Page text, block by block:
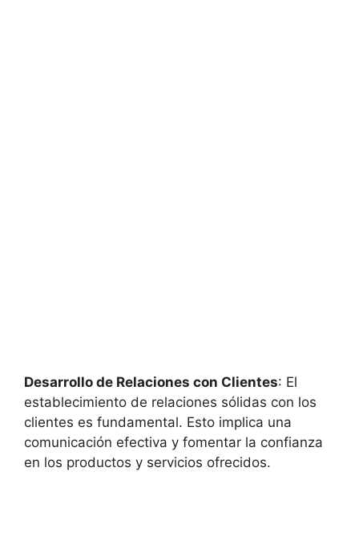
Desarrollo de Relaciones con Clientes: El
establecimiento de relaciones sólidas con los
clientes es fundamental. Esto implica una
comunicación efectiva y fomentar la confianza
en los productos y servicios ofrecidos.